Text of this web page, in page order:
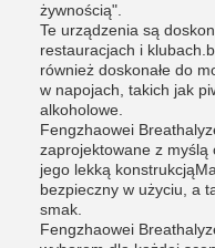
żywnością".
Te urządzenia są
restauracjach i
również doskonałe do
w napojach, takich jak
alkoholowe.
Fengzhaowei
zaprojektowane z myślą
jego lekką
bezpieczny w użyciu, a
smak.
Fengzhaowei